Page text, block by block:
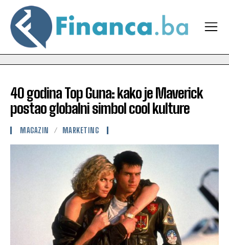
40 godina Top Guna: kako je Maverick
postao globalni simbol cool kulture
MAGAZIN MARKETING